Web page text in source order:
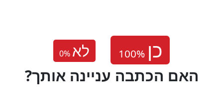
0% לא
?האם הכתבה עניינה אותך